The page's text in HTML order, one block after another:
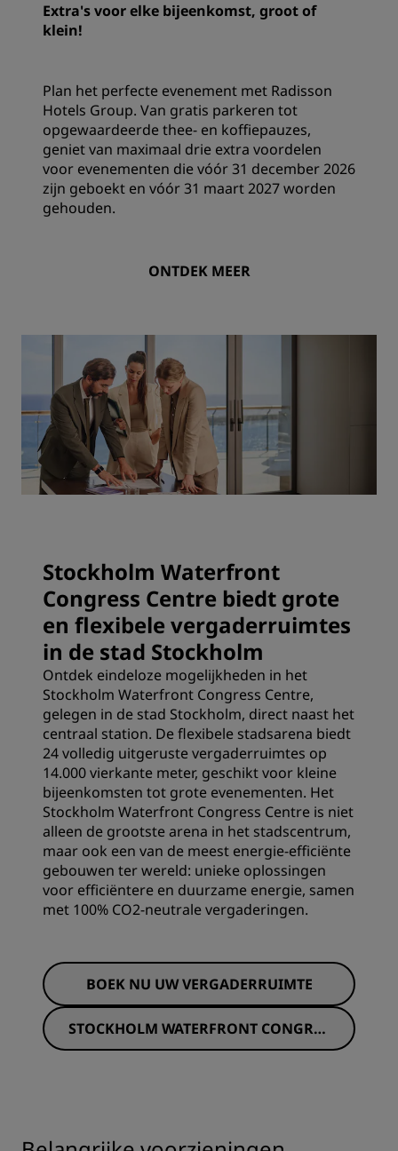
Extra's voor elke bijeenkomst, groot of
klein!
Plan het perfecte evenement met Radisson
Hotels Group. Van gratis parkeren tot
opgewaardeerde thee- en koffiepauzes,
geniet van maximaal drie extra voordelen
voor evenementen die vóór 31 december 2026
zijn geboekt en vóór 31 maart 2027 worden
gehouden.
ONTDEK MEER
Stockholm Waterfront
Congress Centre biedt grote
en flexibele vergaderruimtes
in de stad Stockholm
Ontdek eindeloze mogelijkheden in het
Stockholm Waterfront Congress Centre,
gelegen in de stad Stockholm, direct naast het
centraal station. De flexibele stadsarena biedt
24 volledig uitgeruste vergaderruimtes op
14.000 vierkante meter, geschikt voor kleine
bijeenkomsten tot grote evenementen. Het
Stockholm Waterfront Congress Centre is niet
alleen de grootste arena in het stadscentrum,
maar ook een van de meest energie-efficiënte
gebouwen ter wereld: unieke oplossingen
voor efficiëntere en duurzame energie, samen
met 100% CO2-neutrale vergaderingen.
BOEK NU UW VERGADERRUIMTE
STOCKHOLM WATERFRONT CONGRES
S CENTRE